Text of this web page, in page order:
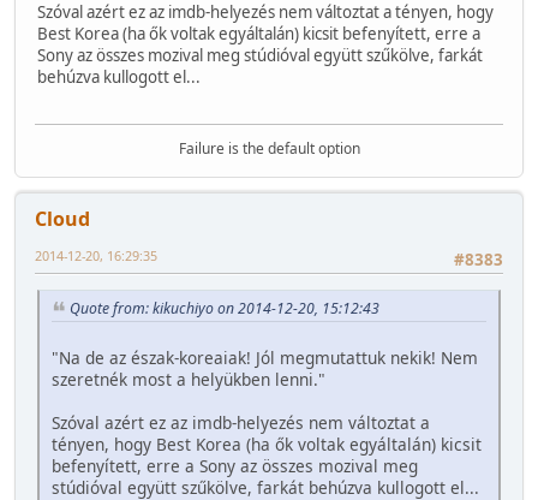
Szóval azért ez az imdb-helyezés nem változtat a tényen, hogy
Best Korea (ha ők voltak egyáltalán) kicsit befenyített, erre a
Sony az összes mozival meg stúdióval együtt szűkölve, farkát
behúzva kullogott el...
Failure is the default option
Cloud
#8383
2014-12-20, 16:29:35
Quote from: kikuchiyo on 2014-12-20, 15:12:43
"Na de az észak-koreaiak! Jól megmutattuk nekik! Nem
szeretnék most a helyükben lenni."
Szóval azért ez az imdb-helyezés nem változtat a
tényen, hogy Best Korea (ha ők voltak egyáltalán) kicsit
befenyített, erre a Sony az összes mozival meg
stúdióval együtt szűkölve, farkát behúzva kullogott el...